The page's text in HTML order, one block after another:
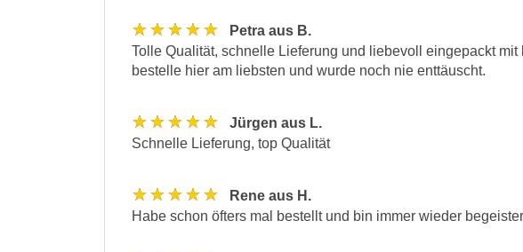
★★★★★
Petra aus B.
Tolle Qualität, schnelle Lieferung und liebevoll eingepackt mit
bestelle hier am liebsten und wurde noch nie enttäuscht.
★★★★★
Jürgen aus L.
Schnelle Lieferung, top Qualität
★★★★★
Rene aus H.
Habe schon öfters mal bestellt und bin immer wieder